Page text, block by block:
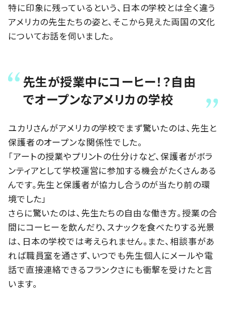
特に印象に残っているという、日本の学校とは全く違う
アメリカの先生たちの姿と、そこから見えた両国の文化
についてお話を伺いました。
先生が授業中にコーヒー！？自由
でオープンなアメリカの学校
ユカリさんがアメリカの学校でまず驚いたのは、先生と
保護者のオープンな関係性でした。
「アートの授業やプリントの仕分けなど、保護者がボラ
ンティアとして学校運営に参加する機会がたくさんある
んです。先生と保護者が協力し合うのが当たり前の環
境でした」
さらに驚いたのは、先生たちの自由な働き方。授業の合
間にコーヒーを飲んだり、スナックを食べたりする光景
は、日本の学校では考えられません。また、相談事があ
れば職員室を通さず、いつでも先生個人にメールや電
話で直接連絡できるフランクさにも衝撃を受けたと言
います。